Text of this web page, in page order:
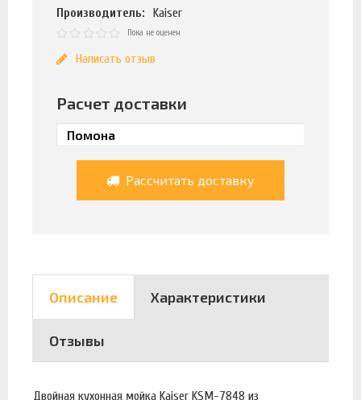
Производитель:
Kaiser
Пока не оценен
Написать отзыв
Расчет доставки
Рассчитать доставку
Описание Характеристики
Отзывы
Двойная кухонная мойка Kaiser KSM-7848 из